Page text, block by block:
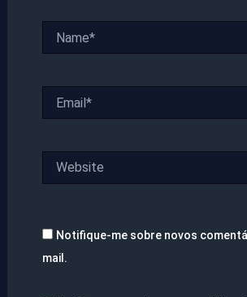
Notifique-me sobre novos
mail.